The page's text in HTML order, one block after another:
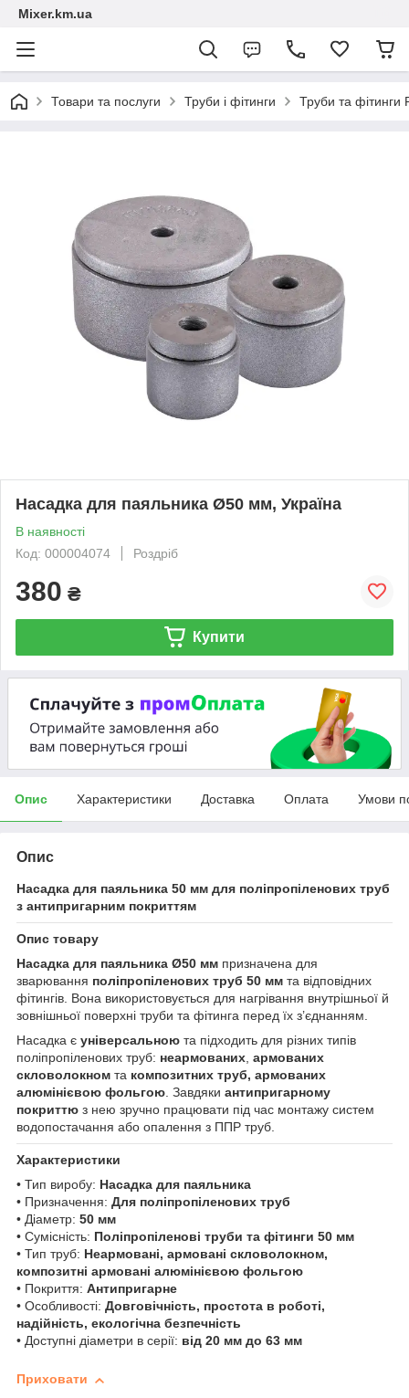
Mixer.km.ua
Товари та послуги Труби і фітинги Труби та фітинги
Насадка для паяльника Ø50 мм, Україна
В наявності
Код: 000004074
Роздріб
380 ₴
Купити
Опис Характеристики Доставка Оплата Умови
Опис
Насадка для паяльника 50 мм для поліпропіленових труб
з антипригарним покриттям
Опис товару
Насадка для паяльника Ø50 мм призначена для
зварювання поліпропіленових труб 50 мм та відповідних
фітингів. Вона використовується для нагрівання внутрішньої й
зовнішньої поверхні труби та фітинга перед їх з’єднанням.
Насадка є універсальною та підходить для різних типів
поліпропіленових труб: неармованих, армованих
скловолокном та композитних труб, армованих
алюмінієвою фольгою. Завдяки антипригарному
покриттю з нею зручно працювати під час монтажу систем
водопостачання або опалення з ППР труб.
Характеристики
• Тип виробу: Насадка для паяльника
• Призначення: Для поліпропіленових труб
• Діаметр: 50 мм
• Сумісність: Поліпропіленові труби та фітинги 50 мм
• Тип труб: Неармовані, армовані скловолокном,
композитні армовані алюмінієвою фольгою
• Покриття: Антипригарне
• Особливості: Довговічність, простота в роботі,
надійність, екологічна безпечність
• Доступні діаметри в серії: від 20 мм до 63 мм
Приховати